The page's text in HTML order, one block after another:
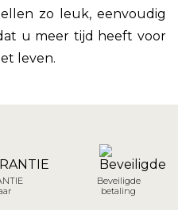
zo leuk, eenvoudig
u meer tijd heeft voor
leven.
Beveiligde
betaling